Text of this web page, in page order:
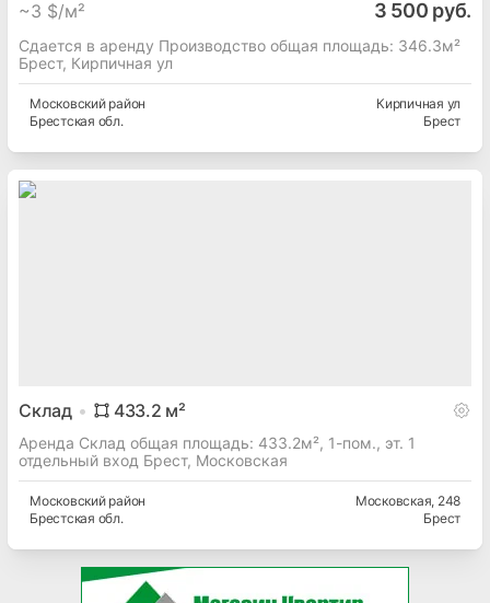
~3 $/м² 3 500 руб.
Сдается в аренду Производство общая площадь: 346.3м²
Брест, Кирпичная ул
Московскийрайон
Брестская обл.
Кирпичная ул
Брест
Склад 433.2 м²
Аренда Склад общая площадь: 433.2м², 1-пом., эт. 1
отдельный вход Брест, Московская
Московскийрайон
Брестская обл.
Московская, 248
Брест